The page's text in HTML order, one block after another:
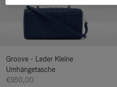
Groove - Leder Kleine
Umhängetasche
€950,00